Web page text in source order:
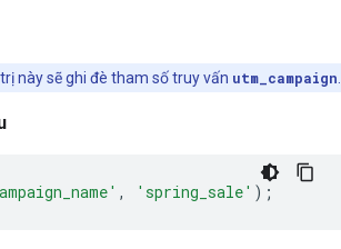
này sẽ ghi đè tham số truy vấn utm_campaign
, 'spring_sale' );